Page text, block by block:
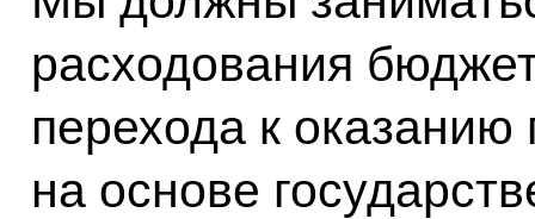
расходования
перехода к оказанию
на основе